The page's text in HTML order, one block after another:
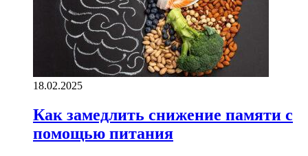
18.02.2025
Как замедлить снижение памяти с
помощью питания